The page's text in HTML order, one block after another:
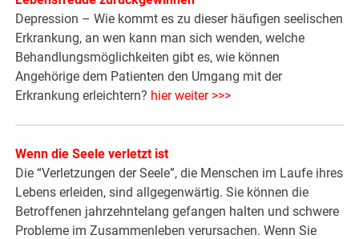
Depression – Wie kommt es zu dieser häufigen seelischen
Erkrankung, an wen kann man sich wenden, welche
Behandlungsmöglichkeiten gibt es, wie können
Angehörige dem Patienten den Umgang mit der
Erkrankung erleichtern? hier weiter >>>
Wenn die Seele verletzt ist
Die “Verletzungen der Seele”, die Menschen im Laufe ihres
Lebens erleiden, sind allgegenwärtig. Sie können die
Betroffenen jahrzehntelang gefangen halten und schwere
Probleme im Zusammenleben verursachen. Wenn Sie